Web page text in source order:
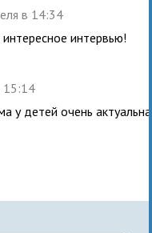
в 14:34
интервью!
15:14
у детей очень